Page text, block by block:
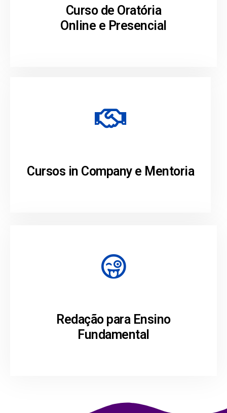
Curso de Oratória
Online e Presencial
Cursos in Company e Mentoria
Redação para Ensino
Fundamental